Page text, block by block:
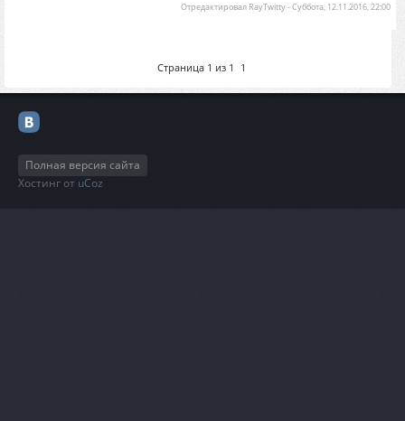
Отредактировал RayTwitty-Суббота, 12.11.2016, 22:00
Страница 1 из 1 1
Полная версия сайта
Хостинг от uCoz